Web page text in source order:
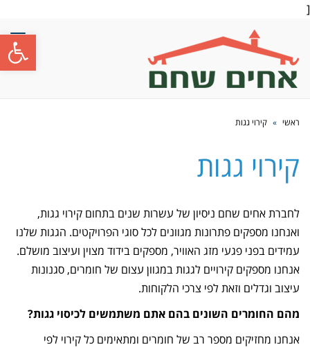
פתח
[
ראשי » קירוי גגות
קירוי גגות
לחברת אחים שחם ניסיון של עשרות שנים בתחום קירוי גגות,
ואנחנו מספקים פתרונות מגוונים לכל סוגי הפרויקטים. הגגות שלנו
עמידים בפני פגעי מזג האוויר, מספקים בידוד מצוין ועיצוב מושלם.
אנחנו מספקים קירויים לגגות במגוון עצום של חומרים, סגנונות
עיצוב וגדלים וזאת לפי צרכי הלקוחות.
מהם החומרים השונים בהם אתם משתמשים לכיסוי גגות?
אנחנו מחזיקים מספר רב של חומרים ומתאימים כל קירוי לפי